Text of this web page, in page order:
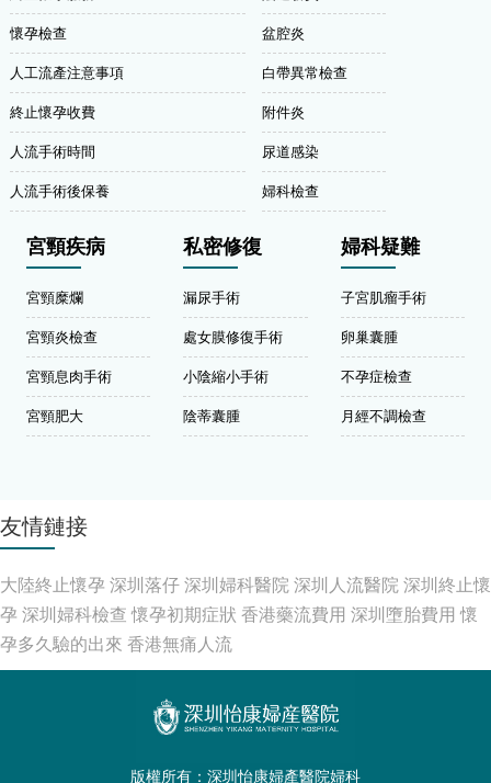
懷孕檢查
人工流產注意事項
終止懷孕收費
人流手術時間
人流手術後保養
盆腔炎
白帶異常檢查
附件炎
尿道感染
婦科檢查
宮頸疾病
宮頸糜爛
宮頸炎檢查
宮頸息肉手術
宮頸肥大
私密修復
漏尿手術
處女膜修復手術
小陰縮小手術
陰蒂囊腫
婦科疑難
子宮肌瘤手術
卵巢囊腫
不孕症檢查
月經不調檢查
友情鏈接
大陸終止懷孕 深圳落仔深圳婦科醫院深圳人流醫院深圳終止懷
孕 深圳婦科檢查 懷孕初期症狀 香港藥流費用 深圳墮胎費用 懷
孕多久驗的出來 香港無痛人流
版權所有：深圳怡康婦產醫院婦科